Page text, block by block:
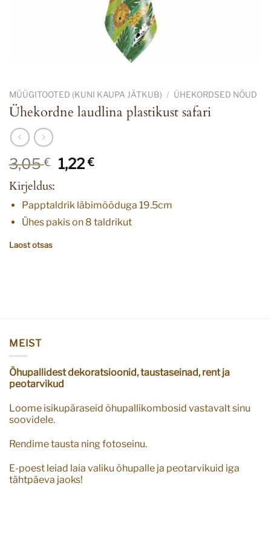
MÜÜGITOOTED (KUNI KAUPA JÄTKUB) / ÜHEKORDSED NÕUD
Ühekordne laudlina plastikust safari
3,05€
Algne
3,05 €.
1,22€Current
1,22 €.
Kirjeldus:
Papptaldrik läbimõõduga 19.5cm
Ühes pakis on 8 taldrikut
Laost otsas
MEIST
Õhupallidest dekoratsioonid, taustaseinad, rent ja
peotarvikud
Loome isikupäraseid õhupallikombosid vastavalt sinu
soovidele.
Rendime tausta ning fotoseinu.
E-poest leiad laia valiku õhupalle ja peotarvikuid iga
tähtpäeva jaoks!